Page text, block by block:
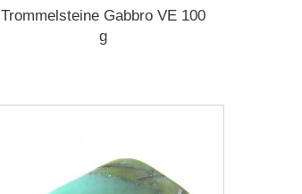
Trommelsteine Gabbro VE 100
g